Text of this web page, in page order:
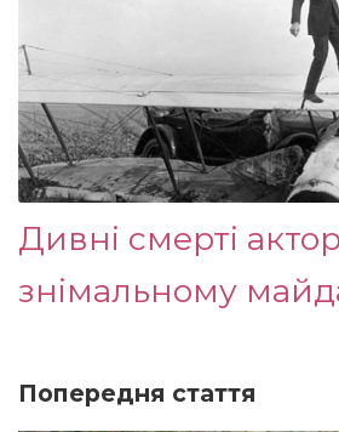
Дивні смерті
знімальному
Попередня стаття